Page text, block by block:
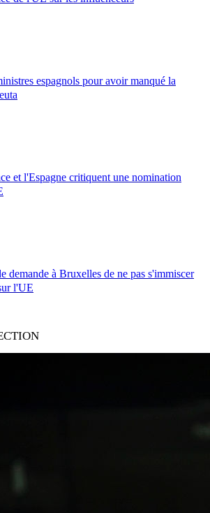
espagnols pour avoir manqué la
et l'Espagne critiquent une nomination
à Bruxelles de ne pas s'immiscer
l'UE